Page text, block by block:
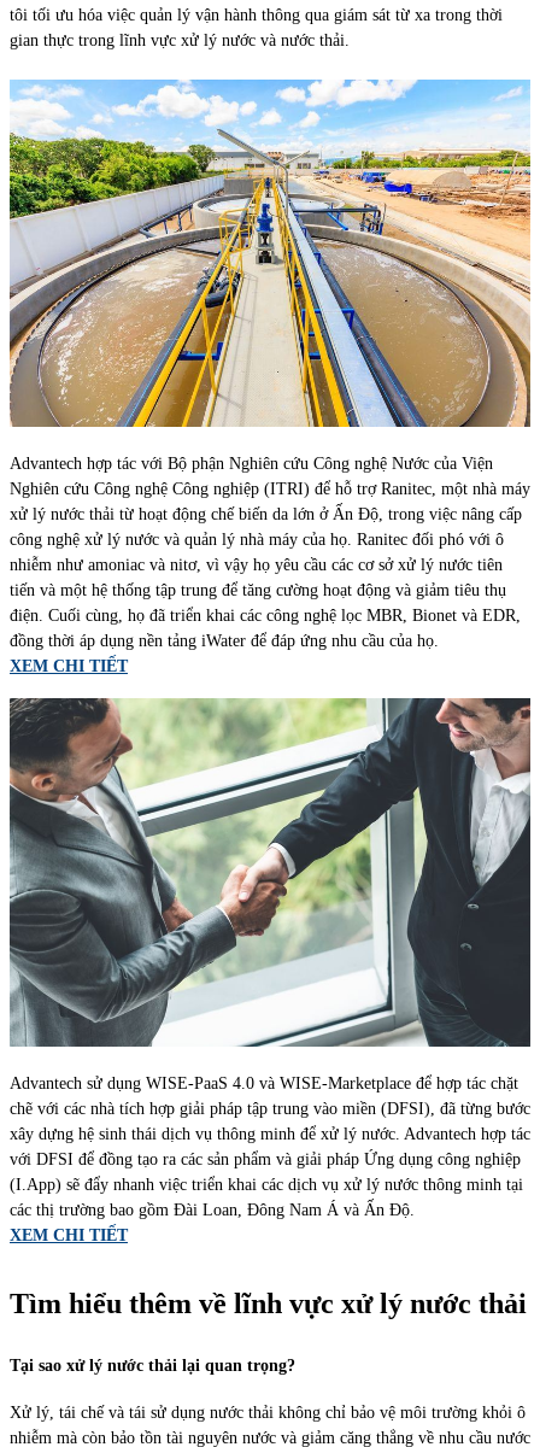
tôi tối ưu hóa việc quản lý vận hành thông qua giám sát từ xa trong thời
gian thực trong lĩnh vực xử lý nước và nước thải.
Advantech hợp tác với Bộ phận Nghiên cứu Công nghệ Nước của Viện
Nghiên cứu Công nghệ Công nghiệp (ITRI) để hỗ trợ Ranitec, một nhà máy
xử lý nước thải từ hoạt động chế biến da lớn ở Ấn Độ, trong việc nâng cấp
công nghệ xử lý nước và quản lý nhà máy của họ. Ranitec đối phó với ô
nhiễm như amoniac và nitơ, vì vậy họ yêu cầu các cơ sở xử lý nước tiên
tiến và một hệ thống tập trung để tăng cường hoạt động và giảm tiêu thụ
điện. Cuối cùng, họ đã triển khai các công nghệ lọc MBR, Bionet và EDR,
đồng thời áp dụng nền tảng iWater để đáp ứng nhu cầu của họ.
XEM CHI TIẾT
Advantech sử dụng WISE-PaaS 4.0 và WISE-Marketplace để hợp tác chặt
chẽ với các nhà tích hợp giải pháp tập trung vào miền (DFSI), đã từng bước
xây dựng hệ sinh thái dịch vụ thông minh để xử lý nước. Advantech hợp tác
với DFSI để đồng tạo ra các sản phẩm và giải pháp Ứng dụng công nghiệp
(I.App) sẽ đẩy nhanh việc triển khai các dịch vụ xử lý nước thông minh tại
các thị trường bao gồm Đài Loan, Đông Nam Á và Ấn Độ.
XEM CHI TIẾT
Tìm hiểu thêm về lĩnh vực xử lý nước thải
Tại sao xử lý nước thải lại quan trọng?
Xử lý, tái chế và tái sử dụng nước thải không chỉ bảo vệ môi trường khỏi ô
nhiễm mà còn bảo tồn tài nguyên nước và giảm căng thẳng về nhu cầu nước